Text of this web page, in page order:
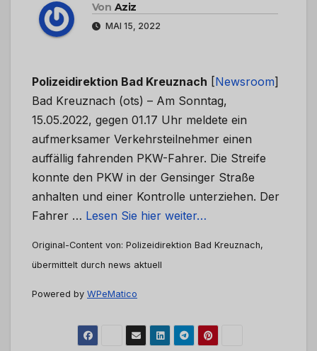
Von Aziz
MAI 15, 2022
Polizeidirektion Bad Kreuznach [Newsroom]
Bad Kreuznach (ots) – Am Sonntag,
15.05.2022, gegen 01.17 Uhr meldete ein
aufmerksamer Verkehrsteilnehmer einen
auffällig fahrenden PKW-Fahrer. Die Streife
konnte den PKW in der Gensinger Straße
anhalten und einer Kontrolle unterziehen. Der
Fahrer … Lesen Sie hier weiter…
Original-Content von: Polizeidirektion Bad Kreuznach,
übermittelt durch news aktuell
Powered by WPeMatico